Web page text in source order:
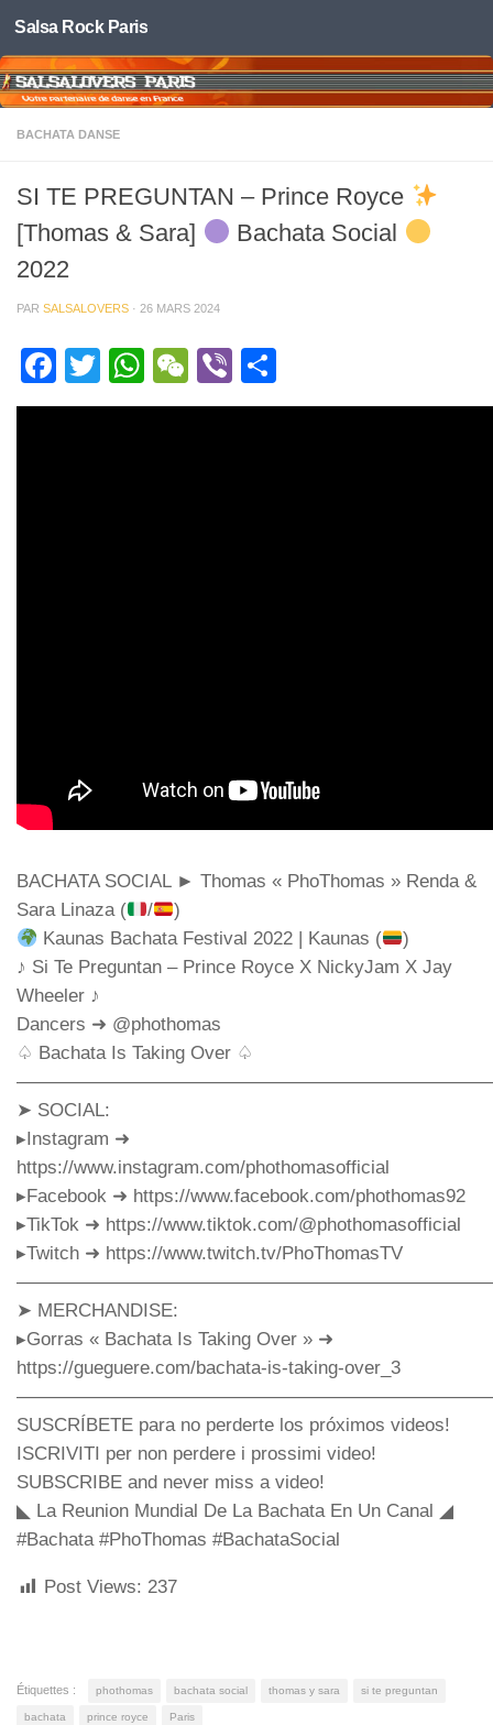
Skip to content
Salsa Rock Paris
BACHATA DANSE
SI TE PREGUNTAN – Prince Royce
[Thomas & Sara]
Bachata Social
2022
PAR SALSALOVERS · 26 MARS 2024
Facebook
TwitterWhatsApp
WeChat
Viber
BACHATA SOCIAL ► Thomas « PhoThomas » Renda &
Sara Linaza (
/
)
Kaunas Bachata Festival 2022 | Kaunas (
)
♪ Si Te Preguntan – Prince Royce X NickyJam X Jay
Wheeler ♪
Dancers ➜ @phothomas
♤ Bachata Is Taking Over ♤
➤ SOCIAL:
▸Instagram ➜
https://www.instagram.com/phothomasofficial
▸Facebook ➜ https://www.facebook.com/phothomas92
▸TikTok ➜ https://www.tiktok.com/@phothomasofficial
▸Twitch ➜ https://www.twitch.tv/PhoThomasTV
➤ MERCHANDISE:
▸Gorras « Bachata Is Taking Over » ➜
https://gueguere.com/bachata-is-taking-over_3
SUSCRÍBETE para no perderte los próximos videos!
ISCRIVITI per non perdere i prossimi video!
SUBSCRIBE and never miss a video!
◣ La Reunion Mundial De La Bachata En Un Canal ◢
#Bachata #PhoThomas #BachataSocial
Post Views: 237
Étiquettes : phothomas bachata social thomas y sara si te preguntan
bachata prince royce Paris